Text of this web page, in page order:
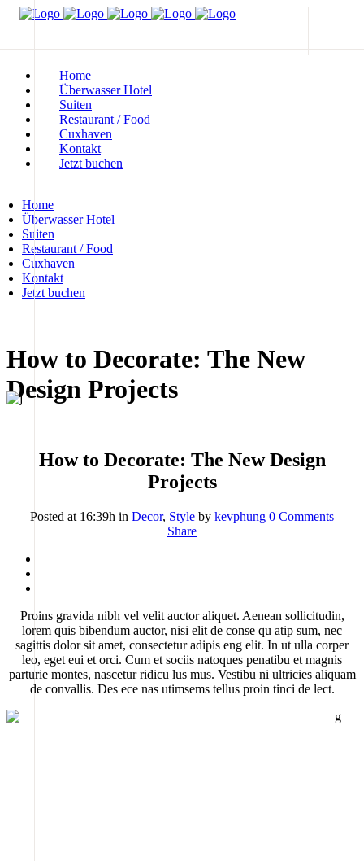
Home
Überwasser Hotel
Suiten
Restaurant / Food
Cuxhaven
Kontakt
Jetzt buchen
Home
Überwasser Hotel
Suiten
Restaurant / Food
Cuxhaven
Kontakt
Jetzt buchen
How to Decorate: The New
Design Projects
How to Decorate: The New Design
Projects
Posted at 16:39h in Decor, Style by kevphung 0 Comments
Share
Proins gravida nibh vel velit auctor aliquet. Aenean sollicitudin,
lorem quis bibendum auctor, nisi elit de conse qu atip sum, nec
sagittis dolor sit amet, consectetur adipis eng elit. In ut ulla corper
leo, eget eui et orci. Cum et sociis natoques penatibu et magnis
parturie montes, nascetur ridicu lus mus. Vestibu ni ultricies aliquam
de convallis. Des ece nas utimsems tellus proin tinci de lect.